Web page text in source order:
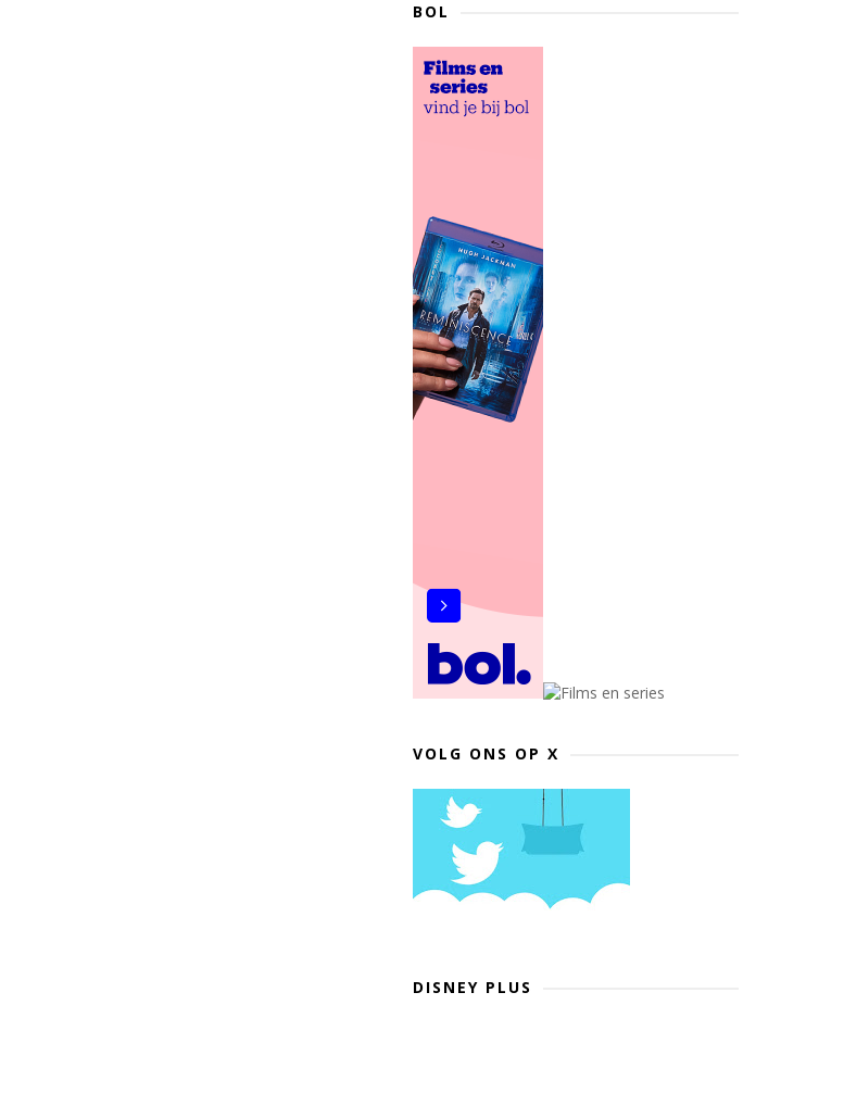
BOL
VOLG ONS OP X
DISNEY PLUS